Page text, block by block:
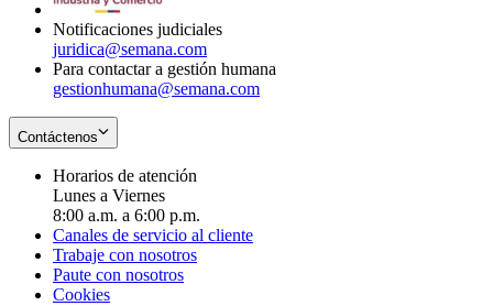
Notificaciones judiciales
juridica@semana.com
Para contactar a gestión humana
gestionhumana@semana.com
Contáctenos
Horarios de atención
Lunes a Viernes
8:00 a.m. a 6:00 p.m.
Canales de servicio al cliente
Trabaje con nosotros
Paute con nosotros
Cookies